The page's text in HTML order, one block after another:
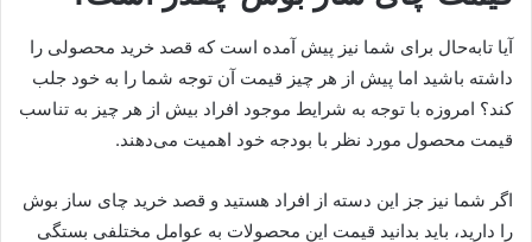
آیا تابه‌حال برای شما نیز پیش آمده است که قصد خرید محصولی را
داشته باشید اما پیش از هر چیز قیمت آن توجه شما را به خود جلب
کند؟ امروزه با توجه به شرایط موجود افراد بیش از هر چیز به تناسب
قیمت محصول مورد نظر با بودجه خود اهمیت می‌دهند.
اگر شما نیز جز این دسته از افراد هستید و قصد خرید چای ساز بوش
را دارید، باید بدانید قیمت این محصولات به عوامل مختلفی بستگی